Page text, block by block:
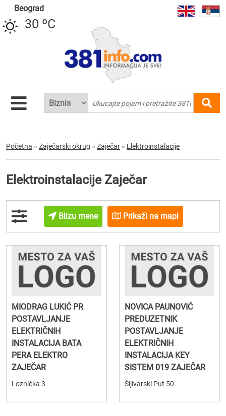
Beograd
30 ºC
Početna » Zaječarski okrug » Zaječar » Elektroinstalacije
Elektroinstalacije Zaječar
Blizu mene Prikaži na mapi
MIODRAG LUKIĆ PR
POSTAVLJANJE
ELEKTRIČNIH
INSTALACIJA BATA
PERA ELEKTRO
ZAJEČAR
Loznička 3
NOVICA PAUNOVIĆ
PREDUZETNIK
POSTAVLJANJE
ELEKTRIČNIH
INSTALACIJA KEY
SISTEM 019 ZAJEČAR
Šljivarski Put 50